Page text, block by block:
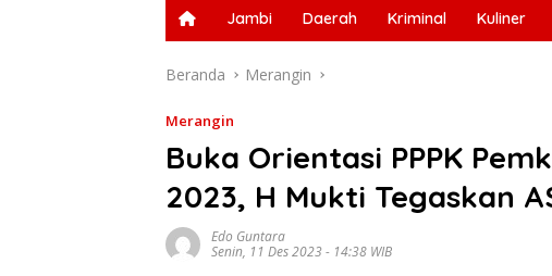
Jambi Daerah Kriminal Kuliner
Beranda Merangin
Merangin
Buka Orientasi PPPK
2023, H Mukti Tegaskan
Edo Guntara
Senin, 11 Des 2023 - 14:38 WIB